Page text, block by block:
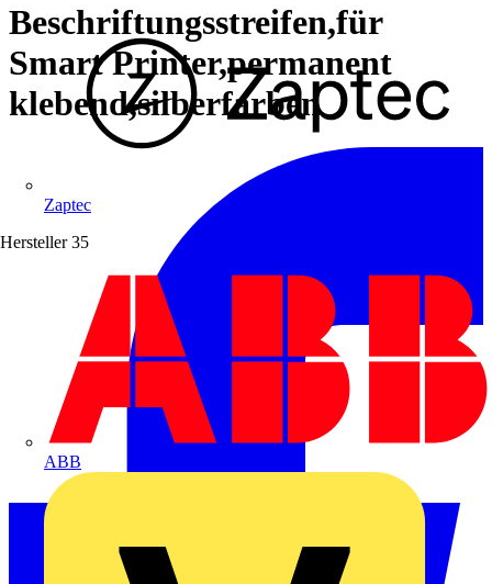
Zaptec
Hersteller 35
ABB
Beschriftungsstreifen,für
Smart Printer,permanent
klebend,silberfarben